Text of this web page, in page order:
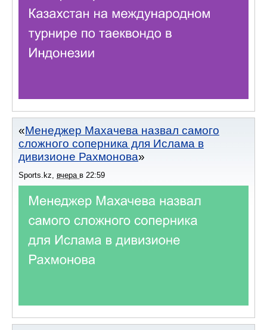
Менеджер Махачева назвал самого
сложного соперника для Ислама в
дивизионе Рахмонова
Sports.kz вчера в 22:59